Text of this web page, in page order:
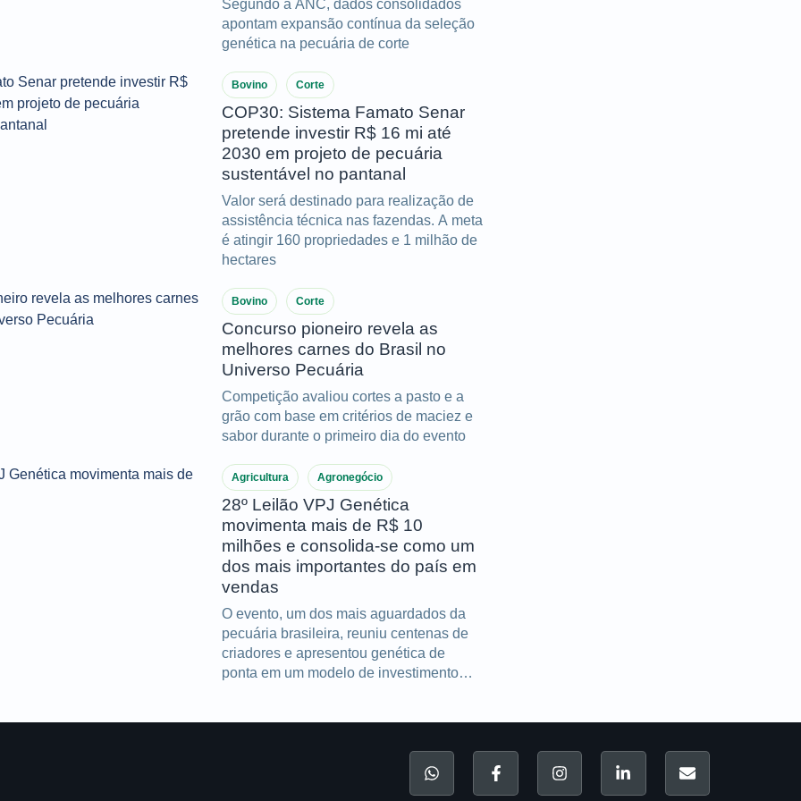
Segundo a ANC, dados consolidados
apontam expansão contínua da seleção
genética na pecuária de corte
Bovino Corte
COP30: Sistema Famato Senar
pretende investir R$ 16 mi até
2030 em projeto de pecuária
sustentável no pantanal
Valor será destinado para realização de
assistência técnica nas fazendas. A meta
é atingir 160 propriedades e 1 milhão de
hectares
Bovino Corte
Concurso pioneiro revela as
melhores carnes do Brasil no
Universo Pecuária
Competição avaliou cortes a pasto e a
grão com base em critérios de maciez e
sabor durante o primeiro dia do evento
Agricultura Agronegócio
28º Leilão VPJ Genética
movimenta mais de R$ 10
milhões e consolida-se como um
dos mais importantes do país em
vendas
O evento, um dos mais aguardados da
pecuária brasileira, reuniu centenas de
criadores e apresentou genética de
ponta em um modelo de investimento